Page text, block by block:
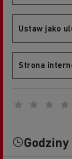
Ustaw jako
Strona